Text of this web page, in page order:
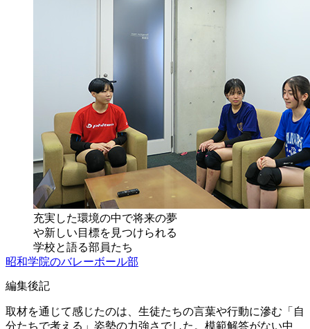
充実した環境の中で将来の夢
や新しい目標を見つけられる
学校と語る部員たち
昭和学院のバレーボール部
編集後記
取材を通じて感じたのは、生徒たちの言葉や行動に滲む「自
分たちで考える」姿勢の力強さでした。模範解答がない中